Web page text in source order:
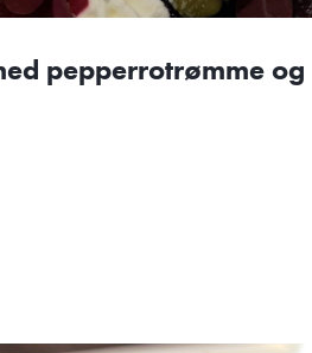
pepperrotrømme og